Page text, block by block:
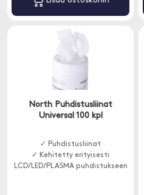
North Puhdistusliinat
Universal 100 kpl
✓ Puhdistusliinat
✓ Kehitetty erityisesti
LCD/LED/PLASMA puhdistukseen